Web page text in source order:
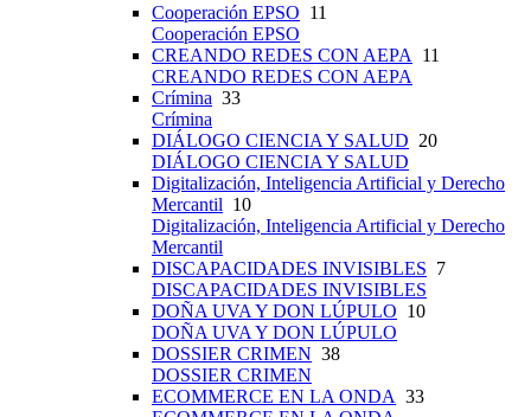
Cooperación EPSO 11
Cooperación EPSO
CREANDO REDES CON AEPA
11
CREANDO REDES CON AEPA
Crímina 33
Crímina
DIÁLOGO CIENCIA Y SALUD 20
DIÁLOGO CIENCIA Y SALUD
Digitalización, Inteligencia Artificial y Derecho
Mercantil 10
Digitalización, Inteligencia Artificial y Derecho
Mercantil
DISCAPACIDADES INVISIBLES 7
DISCAPACIDADES INVISIBLES
DOÑA UVA Y DON LÚPULO 10
DOÑA UVA Y DON LÚPULO
DOSSIER CRIMEN 38
DOSSIER CRIMEN
ECOMMERCE EN LA ONDA 33